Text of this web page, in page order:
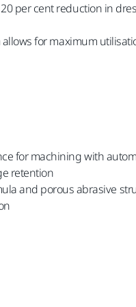
per cent reduction in
for maximum
for machining with
retention
and porous abrasive